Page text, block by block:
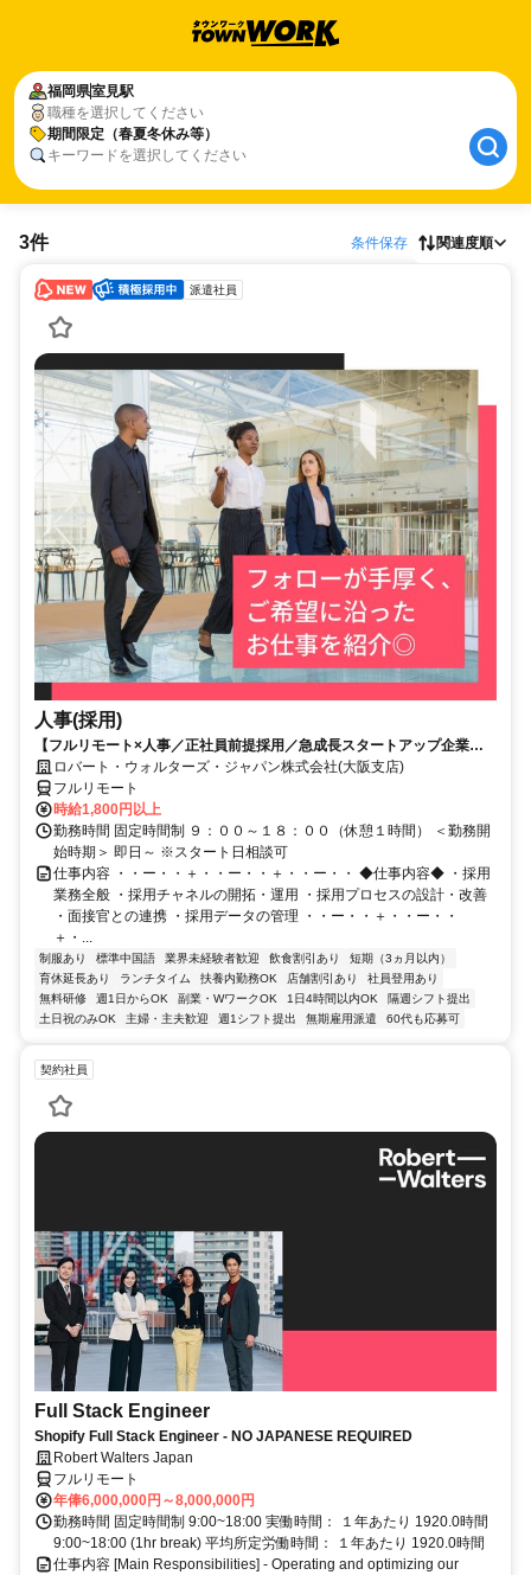
福岡県室見駅
職種を選択してください
期間限定（春夏冬休み等）
キーワードを選択してください
3件 条件保存 関連度順
派遣社員
人事(採用)
【フルリモート×人事／正社員前提採用／急成長スタートアップ企業／
英語】Robert Walters
ロバート・ウォルターズ・ジャパン株式会社(大阪支店)
フルリモート
時給1,800円以上
勤務時間 固定時間制 ９：００～１８：００（休憩１時間） ＜勤務開
始時期＞ 即日～ ※スタート日相談可
仕事内容 ・・ー・・＋・・ー・・＋・・ー・・ ◆仕事内容◆ ・採用
業務全般 ・採用チャネルの開拓・運用 ・採用プロセスの設計・改善
・面接官との連携 ・採用データの管理 ・・ー・・＋・・ー・・
＋・...
制服あり 標準中国語 業界未経験者歓迎 飲食割引あり
短期（3ヵ月以内）
育休延長あり
ランチタイム 扶養内勤務OK 店舗割引あり
社員登用あり
無料研修
週1日からOK 副業・WワークOK 1日4時間以内OK
隔週シフト提出
土日祝のみOK
主婦・主夫歓迎 週1シフト提出 無期雇用派遣 60代も応募可
契約社員
Full Stack Engineer
Shopify Full Stack Engineer - NO JAPANESE REQUIRED
Robert Walters Japan
フルリモート
年俸6,000,000円～8,000,000円
勤務時間 固定時間制 9:00~18:00 実働時間： １年あたり 1920.0時間
9:00~18:00 (1hr break) 平均所定労働時間： １年あたり 1920.0時間
仕事内容 [Main Responsibilities] - Operating and optimizing our